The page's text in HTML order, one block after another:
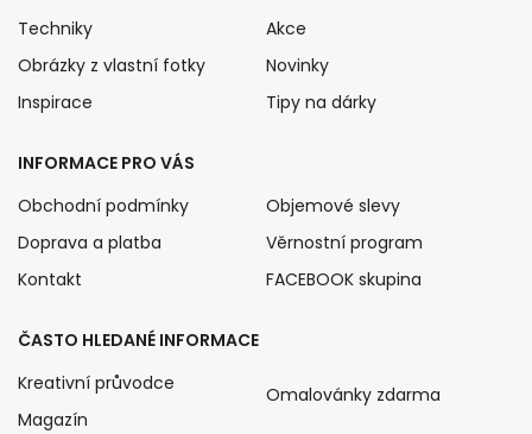
Techniky
Obrázky z vlastní fotky
Inspirace
Akce
Novinky
Tipy na dárky
INFORMACE PRO VÁS
Obchodní podmínky
Doprava a platba
Kontakt
Objemové slevy
Věrnostní program
FACEBOOK skupina
ČASTO HLEDANÉ INFORMACE
Kreativní průvodce
Magazín
Omalovánky zdarma